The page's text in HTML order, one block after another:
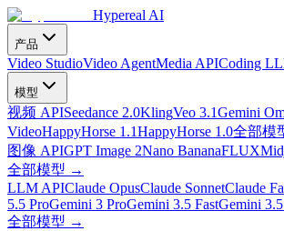
Hypereal AI
产品
Video StudioVideo AgentMedia APICoding
模型
视频 APISeedance 2.0KlingVeo 3.1Gemini
VideoHappyHorse 1.1HappyHorse 1.0全部模
图像 APIGPT Image 2Nano BananaFLUX
全部模型 →
LLM APIClaude OpusClaude SonnetClaude
5.5 ProGemini 3 ProGemini 3.5 FastGemini
全部模型 →